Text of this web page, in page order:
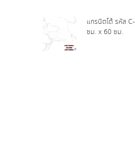
แกรนิตโต้ รหัส
ซม. x 60 ซม.